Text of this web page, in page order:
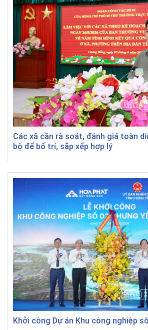
Các xã cần rà soát, đánh giá toàn
bộ để bố trí, sắp xếp hợp lý
Khởi công Dự án Khu công nghiệp